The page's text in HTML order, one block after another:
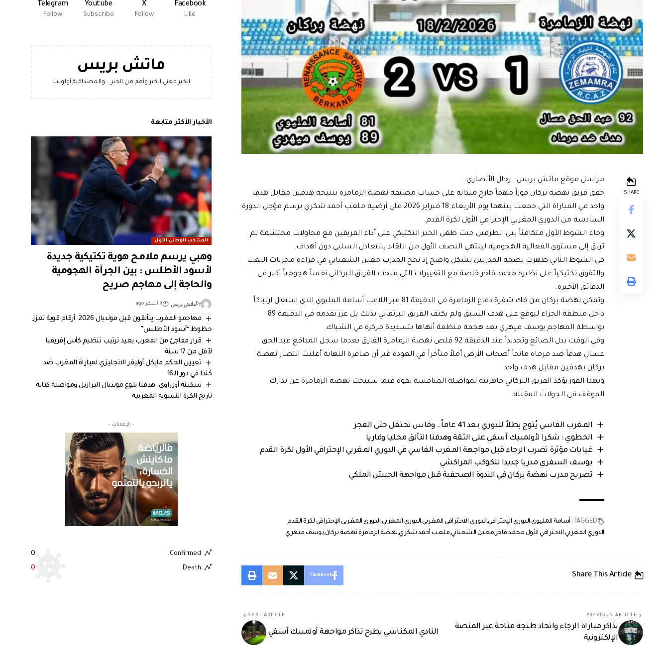
SHARE
مراسل موقع ماتش بريس : رحال الأنصاري.
حقق فريق نهضة بركان فوزاً مهماً خارج ميدانه على حساب مضيفه نهضة الزمامرة بنتيجة هدفين مقابل هدف
واحد في المباراة التي جمعت بينهما يوم الأربعاء 18 فبراير 2026 على أرضية ملعب أحمد شكري برسم مؤجل الدورة
السادسة من الدوري المغربي الإحترافي الأول لكرة القدم.
وجاء الشوط الأول متكافئاً بين الطرفين حيث طغى الحذر التكتيكي على أداء الفريقين مع محاولات محتشمة لم
ترتق إلى مستوى الفعالية الهجومية لينتهي النصف الأول من اللقاء بالتعادل السلبي دون أهداف.
في الشوط الثاني ظهرت بصمة المدربين بشكل واضح إذ نجح المدرب معين الشعباني في قراءة مجريات اللعب
والتفوق تكتيكياً على نظيره محمد فاخر خاصة مع التغييرات التي منحت الفريق البركاني نفساً هجومياً أكبر في
الدقائق الأخيرة.
وتمكن نهضة بركان من فك شفرة دفاع الزمامرة في الدقيقة 81 عبر اللاعب أسامة المليوي الذي استغل ارتباكاً
داخل منطقة الجزاء ليوقع على هدف السبق ولم يكتف الفريق البرتقالي بذلك بل عزز تقدمه في الدقيقة 89
بواسطة المهاجم يوسف ميهري بعد هجمة منظمة أنهاها بتسديدة مركزة في الشباك.
وفي الوقت بدل الضائع وتحديداً عند الدقيقة 92 قلص نهضة الزمامرة الفارق بعدما سجل المدافع عبد الحق
عسال هدفاً ضد مرماه مانحاً أصحاب الأرض أملاً متأخراً في العودة غير أن صافرة النهاية أعلنت انتصار نهضة
بركان بهدفين مقابل هدف واحد.
وبهذا الفوز يؤكد الفريق البركاني جاهزيته لمواصلة المنافسة بقوة فيما سيبحث نهضة الزمامرة عن تدارك
الموقف في الجولات المقبلة.
المغرب الفاسي يُتوج بطلاً للدوري بعد 41 عاماً.. وفاس تحتفل حتى الفجر
الخطوي : شكرا لأولمبيك آسفي على الثقة وهدفنا التألق محليا وقاريا
غيابات مؤثرة تضرب الرجاء قبل مواجهة المغرب الفاسي في الدوري المغربي الإحترافي الأول لكرة القدم
يوسف السفري مدربا جديدا للكوكب المراكشي
تصريح مدرب نهضة بركان في الندوة الصحفية قبل مواجهة الجيش الملكي
TAGGED: أسامة المليوي الدوري الإحترافي الدوري الاحترافي المغربي الدوري المغربيالدوري المغربي الإحترافي لكرة القدم
الدوري المغربي الاحترافي الأولمحمد فاخر معين الشعبانيملعب أحمد شكري نهضة الزمامرة نهضة بركانيوسف ميهري
Share This Article
Facebook
PREVIOUS ARTICLE
تذاكر مباراة الرجاء واتحاد طنجة متاحة عبر المنصة
الإلكترونية
NEXT ARTICLE
النادي المكناسي يطرح تذاكر مواجهة أولمبيك آسفي
Facebook
Like
X
Follow
Youtube
Subscribe
Telegram
Follow
ماتش بريس
الخبر معنى الخبر وأهم من الخبر... والمصداقية أولويتنا
الأخبار الأكثر متابعة
المنتخب الوطني الأول
وهبي يرسم ملامح هوية تكتيكية جديدة
لأسود الأطلس : بين الجرأة الهجومية
والحاجة إلى مهاجم صريح
Byماتش بريس 4 أشهر ago
مهاجمو المغرب يتألقون قبل مونديال 2026: أرقام قوية تعزز
حظوظ “أسود الأطلس”
قرار مفاجئ من المغرب يعيد ترتيب تنظيم كأس إفريقيا
لأقل من 17 سنة
تعيين الحكم مايكل أوليفر الانجليزي لمباراة المغرب ضد
كندا في دور الـ16
سكينة أوزراوي: هدفنا بلوغ مونديال البرازيل ومواصلة كتابة
تاريخ الكرة النسوية المغربية
- الإعلانات -
Confirmed
0
Death
0